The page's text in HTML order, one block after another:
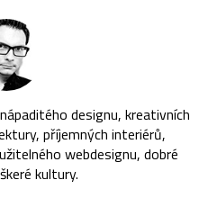
designu, kreativních
příjemných interiérů,
webdesignu, dobré
kultury.